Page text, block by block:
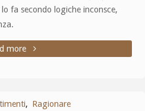
fa secondo logiche inconsce,
more
, Ragionare